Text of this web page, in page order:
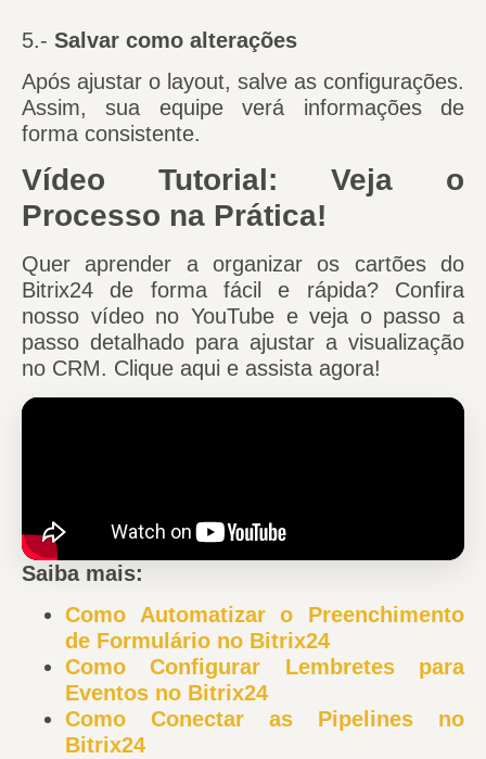
5.- Salvar como alterações
Após ajustar o layout, salve as configurações.
Assim, sua equipe verá informações de
forma consistente.
Vídeo Tutorial: Veja o
Processo na Prática!
Quer aprender a organizar os cartões do
Bitrix24 de forma fácil e rápida? Confira
nosso vídeo no YouTube e veja o passo a
passo detalhado para ajustar a visualização
no CRM. Clique aqui e assista agora!
Saiba mais:
Como Automatizar o Preenchimento
de Formulário no Bitrix24
Como Configurar Lembretes para
Eventos no Bitrix24
Como Conectar as Pipelines no
Bitrix24